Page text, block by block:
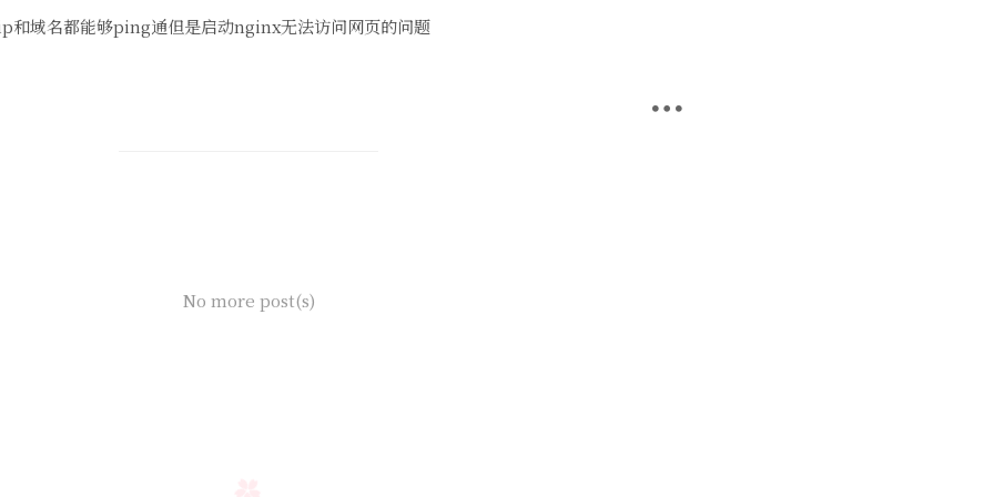
和域名都能够ping通但是启动nginx无法访问网页的问题
No more post(s)